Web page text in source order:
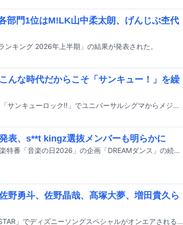
部門1位はM!LK山中柔太朗、げんじぶ杢代
キング 2026年上半期」の結果が発表された。
んな時代だからこそ「サンキュー！」を繰
パンサーの尾形貴弘が7月29日リリースの楽曲「サンキューロック!!」でユニバーサルシグマからメジャーデビューする。
表、s**t kingz選抜メンバーも明らかに
7月18日にオンエアされるTBS系の夏の大型音楽特番「音楽の日2026」の企画「DREAMダンス」の続報が明らかに。番組の出演アーティスト第4弾やそのほかの企画詳細も発表された。
野勇斗、佐野晶哉、髙塚大夢、増田貴久ら
7月16日19:00放送のフジテレビ系音楽番組「STAR」でディズニーソングスペシャルがオンエアされる。